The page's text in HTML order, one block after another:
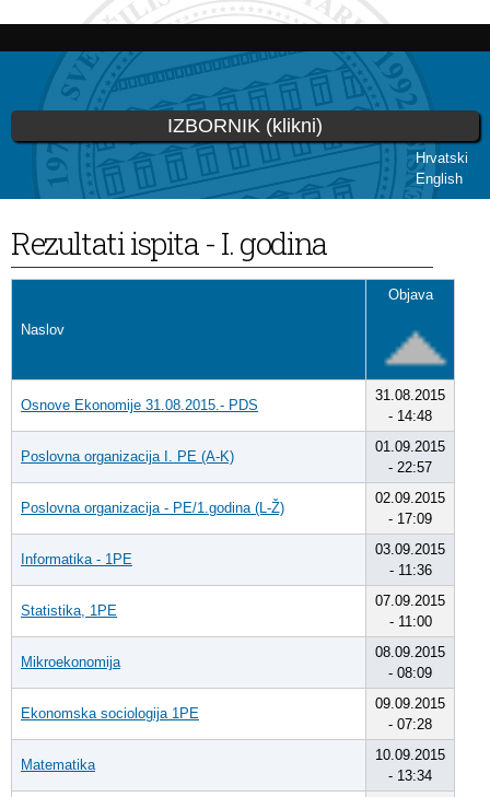
Skoči
glavni
sadržaj
Hrvatski
English
IZBORNIK (klikni)
Vi ste ovdje
Rezultati ispita - I. godina
Naslov
Objava
Osnove Ekonomije 31.08.2015.- PDS
31.08.2015
- 14:48
Poslovna organizacija I. PE (A-K)
01.09.2015
- 22:57
Poslovna organizacija - PE/1.godina (L-Ž)
02.09.2015
- 17:09
Informatika - 1PE
03.09.2015
- 11:36
Statistika, 1PE
07.09.2015
- 11:00
Mikroekonomija
08.09.2015
- 08:09
Ekonomska sociologija 1PE
09.09.2015
- 07:28
Matematika
10.09.2015
- 13:34